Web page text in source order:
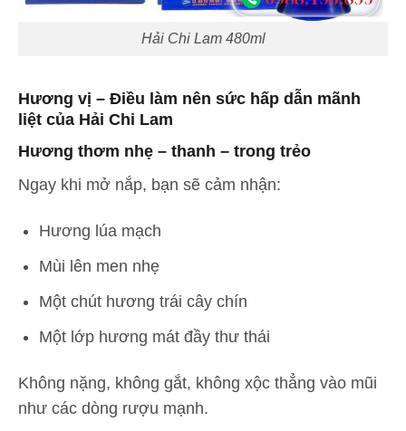
Hải Chi Lam 480ml
Hương vị – Điều làm nên sức hấp dẫn mãnh
liệt của Hải Chi Lam
Hương thơm nhẹ – thanh – trong trẻo
Ngay khi mở nắp, bạn sẽ cảm nhận:
Hương lúa mạch
Mùi lên men nhẹ
Một chút hương trái cây chín
Một lớp hương mát đầy thư thái
Không nặng, không gắt, không xộc thẳng vào mũi
như các dòng rượu mạnh.